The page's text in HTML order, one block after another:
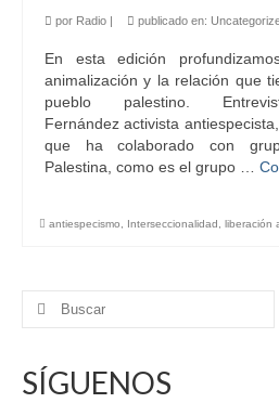
por Radio publicado en:
En esta edición
animalización y la relación que
pueblo palestino.
Fernández activista
que ha colaborado con
Palestina, como es el grupo …
antiespecismo, Interseccionalidad, liberación
Buscar
SÍGUENOS